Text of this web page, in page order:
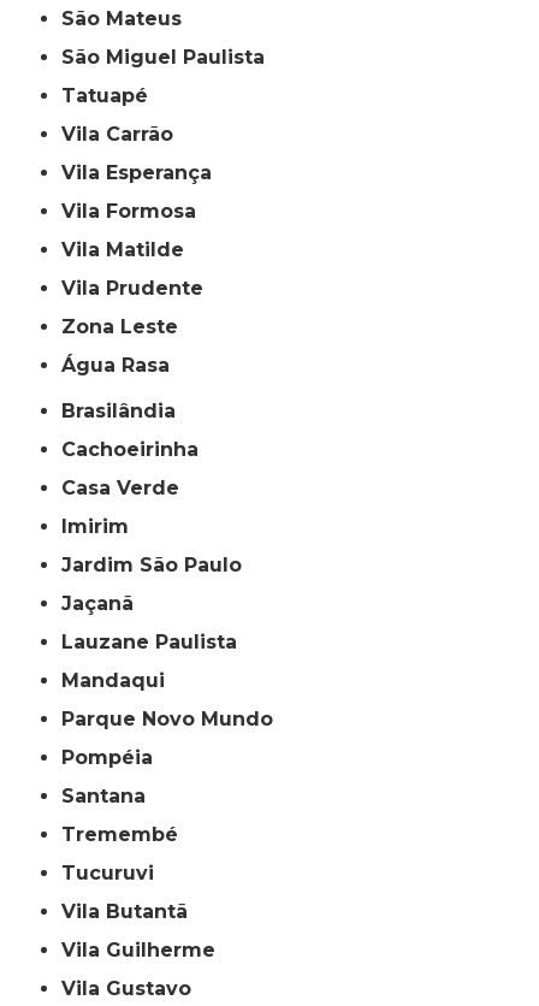
São Mateus
São Miguel Paulista
Tatuapé
Vila Carrão
Vila Esperança
Vila Formosa
Vila Matilde
Vila Prudente
Zona Leste
Água Rasa
Brasilândia
Cachoeirinha
Casa Verde
Imirim
Jardim São Paulo
Jaçanã
Lauzane Paulista
Mandaqui
Parque Novo Mundo
Pompéia
Santana
Tremembé
Tucuruvi
Vila Butantã
Vila Guilherme
Vila Gustavo